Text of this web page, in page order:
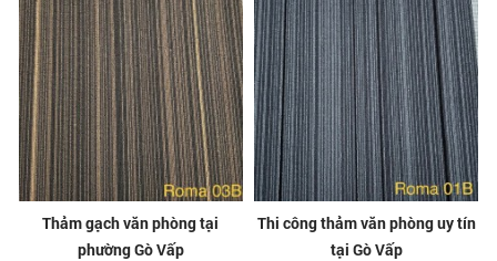
Thảm gạch văn phòng tại
phường Gò Vấp
Thi công thảm văn phòng uy tín
tại Gò Vấp